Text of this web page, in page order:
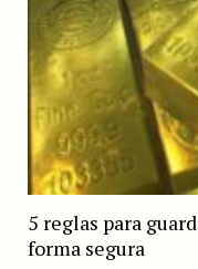
5 reglas para
forma segura